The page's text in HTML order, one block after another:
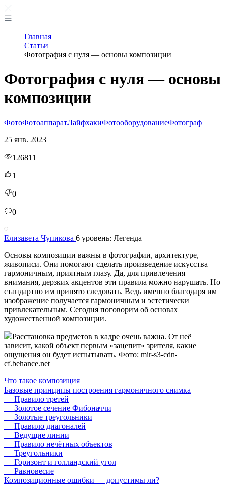
Главная
Статьи
Фотография с нуля — основы композиции
Фотография с нуля — основы
композиции
ФотоФотоаппаратЛайфхакиФотооборудованиеФотограф
25 янв. 2023
126811
1
0
0
Елизавета Чупикова 6 уровень: Легенда
Основы композиции важны в фотографии, архитектуре,
живописи. Они помогают сделать произведение искусства
гармоничным, приятным глазу. Да, для привлечения
внимания, дерзких акцентов эти правила можно нарушать. Но
стандартно им принято следовать. Ведь именно благодаря им
изображение получается гармоничным и эстетически
привлекательным. Сегодня поговорим об основах
художественной композиции.
Расстановка предметов в кадре очень важна. От неё
зависит, какой объект первым «зацепит» зрителя, какие
ощущения он будет испытывать. Фото: mir-s3-cdn-
cf.behance.net
Что такое композиция
Базовые принципы построения гармоничного снимка
Правило третей
Золотое сечение Фибоначчи
Золотые треугольники
Правило диагоналей
Ведущие линии
Правило нечётных объектов
Треугольники
Горизонт и голландский угол
Равновесие
Композиционные ошибки — допустимы ли?